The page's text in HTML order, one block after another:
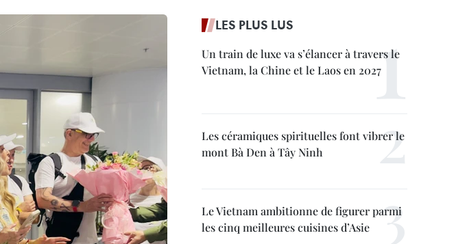
LES PLUS LUS
Un train de luxe va s’élancer à travers le
Vietnam, la Chine et le Laos en 2027
Les céramiques spirituelles font vibrer le
mont Bà Den à Tây Ninh
Le Vietnam ambitionne de figurer parmi
les cinq meilleures cuisines d’Asie